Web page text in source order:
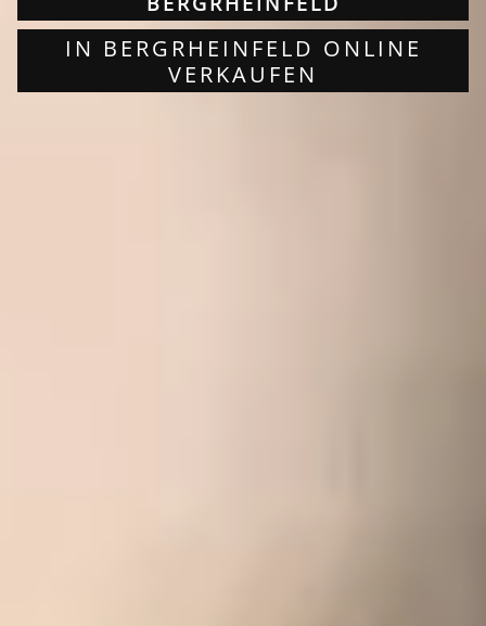
IN BERGRHEINFELD ONLINE
VERKAUFEN